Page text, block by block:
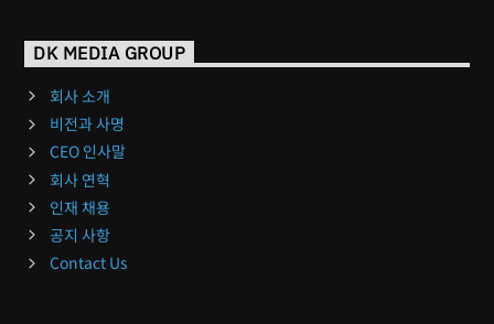
DK MEDIA GROUP
회사 소개
비전과 사명
CEO 인사말
회사 연혁
인재 채용
공지 사항
Contact Us